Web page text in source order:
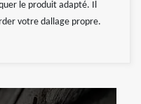
le produit adapté. Il
votre dallage propre.